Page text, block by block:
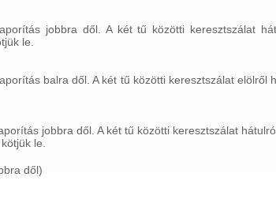
jobbra dől. A két tű közötti keresztszálat
le.
balra dől. A két tű közötti keresztszálat elölről
jobbra dől. A két tű közötti keresztszálat
le.
dől)